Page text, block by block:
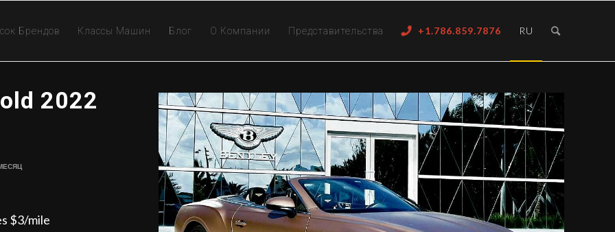
Брендов Классы Машин Блог О Компании Представительства +1.786.859.7876 RU
2022
$3/mile